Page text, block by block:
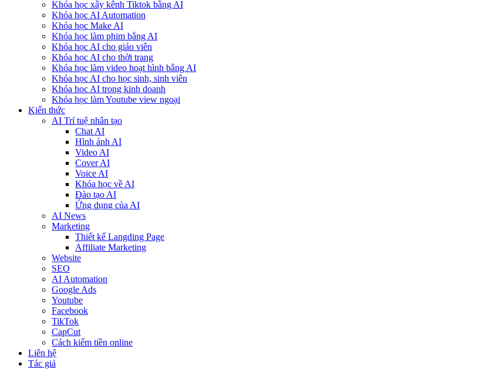
Khóa học xây kênh Tiktok bằng AI
Khóa học AI Automation
Khóa học Make AI
Khóa học làm phim bằng AI
Khóa học AI cho giáo viên
Khóa học AI cho thời trang
Khóa học làm video hoạt hình bằng AI
Khóa học AI cho học sinh, sinh viên
Khóa hoc AI trong kinh doanh
Khóa học làm Youtube view ngoại
Kiến thức
AI Trí tuệ nhân tạo
Chat AI
Hình ảnh AI
Video AI
Cover AI
Voice AI
Khóa học về AI
Đào tạo AI
Ứng dụng của AI
AI News
Marketing
Thiết kế Langding Page
Affiliate Marketing
Website
SEO
AI Automation
Google Ads
Youtube
Facebook
TikTok
CapCut
Cách kiếm tiền online
Liên hệ
Tác giả